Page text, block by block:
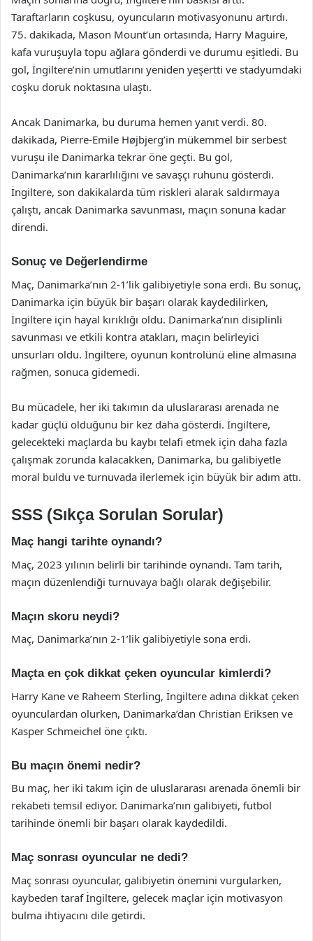
Taraftarların coşkusu, oyuncuların motivasyonunu artırdı.
75. dakikada, Mason Mount’un ortasında, Harry Maguire,
kafa vuruşuyla topu ağlara gönderdi ve durumu eşitledi. Bu
gol, İngiltere’nin umutlarını yeniden yeşertti ve stadyumdaki
coşku doruk noktasına ulaştı.
Ancak Danimarka, bu duruma hemen yanıt verdi. 80.
dakikada, Pierre-Emile Højbjerg’in mükemmel bir serbest
vuruşu ile Danimarka tekrar öne geçti. Bu gol,
Danimarka’nın kararlılığını ve savaşçı ruhunu gösterdi.
İngiltere, son dakikalarda tüm riskleri alarak saldırmaya
çalıştı, ancak Danimarka savunması, maçın sonuna kadar
direndi.
Sonuç ve Değerlendirme
Maç, Danimarka’nın 2-1’lik galibiyetiyle sona erdi. Bu sonuç,
Danimarka için büyük bir başarı olarak kaydedilirken,
İngiltere için hayal kırıklığı oldu. Danimarka’nın disiplinli
savunması ve etkili kontra atakları, maçın belirleyici
unsurları oldu. İngiltere, oyunun kontrolünü eline almasına
rağmen, sonuca gidemedi.
Bu mücadele, her iki takımın da uluslararası arenada ne
kadar güçlü olduğunu bir kez daha gösterdi. İngiltere,
gelecekteki maçlarda bu kaybı telafi etmek için daha fazla
çalışmak zorunda kalacakken, Danimarka, bu galibiyetle
moral buldu ve turnuvada ilerlemek için büyük bir adım attı.
SSS (Sıkça Sorulan Sorular)
Maç hangi tarihte oynandı?
Maç, 2023 yılının belirli bir tarihinde oynandı. Tam tarih,
maçın düzenlendiği turnuvaya bağlı olarak değişebilir.
Maçın skoru neydi?
Maç, Danimarka’nın 2-1’lik galibiyetiyle sona erdi.
Maçta en çok dikkat çeken oyuncular kimlerdi?
Harry Kane ve Raheem Sterling, İngiltere adına dikkat çeken
oyunculardan olurken, Danimarka’dan Christian Eriksen ve
Kasper Schmeichel öne çıktı.
Bu maçın önemi nedir?
Bu maç, her iki takım için de uluslararası arenada önemli bir
rekabeti temsil ediyor. Danimarka’nın galibiyeti, futbol
tarihinde önemli bir başarı olarak kaydedildi.
Maç sonrası oyuncular ne dedi?
Maç sonrası oyuncular, galibiyetin önemini vurgularken,
kaybeden taraf İngiltere, gelecek maçlar için motivasyon
bulma ihtiyacını dile getirdi.